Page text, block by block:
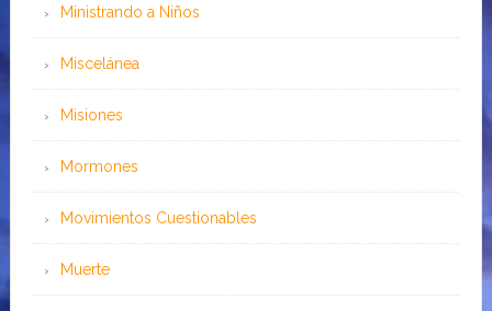
Ministrando a Niños
Miscelánea
Misiones
Mormones
Movimientos Cuestionables
Muerte